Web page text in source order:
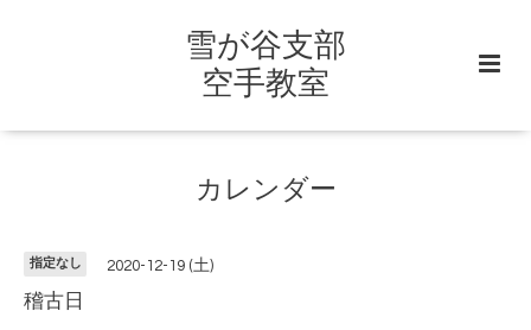
雪が谷支部
空手教室
カレンダー
指定なし 2020-12-19 (土)
稽古日